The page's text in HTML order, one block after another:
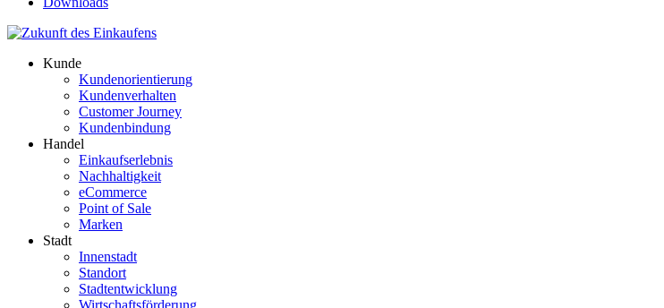
Kunde
Kundenorientierung
Kundenverhalten
Customer Journey
Kundenbindung
Handel
Einkaufserlebnis
Nachhaltigkeit
eCommerce
Point of Sale
Marken
Stadt
Innenstadt
Standort
Stadtentwicklung
Wirtschaftsförderung